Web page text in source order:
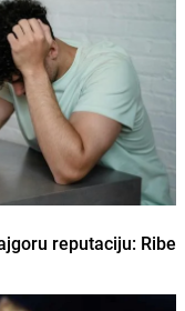
reputaciju: Ribe